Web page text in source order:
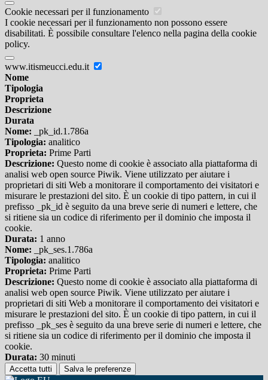
Cookie necessari per il funzionamento
I cookie necessari per il funzionamento non possono essere
disabilitati. È possibile consultare l'elenco nella pagina della cookie
policy.
www.itismeucci.edu.it
Nome
Tipologia
Proprieta
Descrizione
Durata
Nome: _pk_id.1.786a
Tipologia: analitico
Proprieta: Prime Parti
Descrizione: Questo nome di cookie è associato alla piattaforma di
analisi web open source Piwik. Viene utilizzato per aiutare i
proprietari di siti Web a monitorare il comportamento dei visitatori e
misurare le prestazioni del sito. È un cookie di tipo pattern, in cui il
prefisso _pk_id è seguito da una breve serie di numeri e lettere, che
si ritiene sia un codice di riferimento per il dominio che imposta il
cookie.
Durata: 1 anno
Nome: _pk_ses.1.786a
Tipologia: analitico
Proprieta: Prime Parti
Descrizione: Questo nome di cookie è associato alla piattaforma di
analisi web open source Piwik. Viene utilizzato per aiutare i
proprietari di siti Web a monitorare il comportamento dei visitatori e
misurare le prestazioni del sito. È un cookie di tipo pattern, in cui il
prefisso _pk_ses è seguito da una breve serie di numeri e lettere, che
si ritiene sia un codice di riferimento per il dominio che imposta il
cookie.
Durata: 30 minuti
Accetta tutti Salva le preferenze